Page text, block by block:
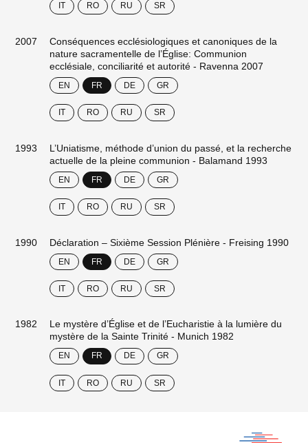
IT RO RU SR
2007
Conséquences ecclésiologiques et canoniques de la
nature sacramentelle de l’Église: Communion
ecclésiale, conciliarité et autorité - Ravenna 2007
EN FR DE GR
IT RO RU SR
1993
L’Uniatisme, méthode d’union du passé, et la recherche
actuelle de la pleine communion - Balamand 1993
EN FR DE GR
IT RO RU SR
1990 Déclaration – Sixième Session Plénière - Freising 1990
EN FR DE GR
IT RO RU SR
1982
Le mystère d’Église et de l’Eucharistie à la lumière du
mystère de la Sainte Trinité - Munich 1982
EN FR DE GR
IT RO RU SR